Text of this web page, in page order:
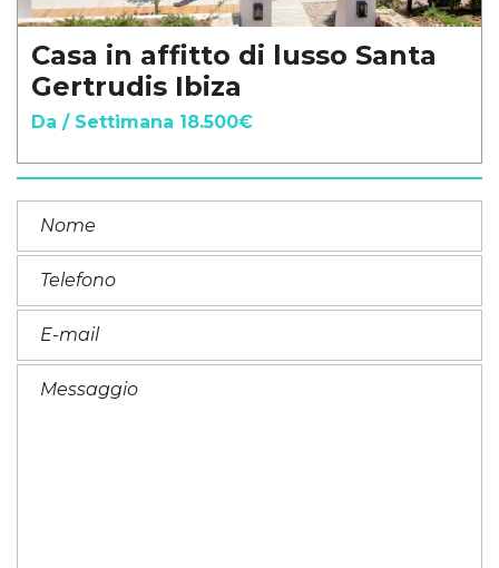
Casa in affitto di lusso Santa
Gertrudis Ibiza
Da / Settimana 18.500€